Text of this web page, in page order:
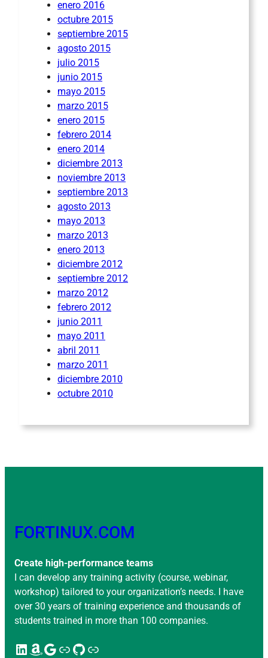
enero 2016
octubre 2015
septiembre 2015
agosto 2015
julio 2015
junio 2015
mayo 2015
marzo 2015
enero 2015
febrero 2014
enero 2014
diciembre 2013
noviembre 2013
septiembre 2013
agosto 2013
mayo 2013
marzo 2013
enero 2013
diciembre 2012
septiembre 2012
marzo 2012
febrero 2012
junio 2011
mayo 2011
abril 2011
marzo 2011
diciembre 2010
octubre 2010
FORTINUX.COM
Create high-performance teams
I can develop any training activity (course, webinar,
workshop) tailored to your organization’s needs. I have
over 30 years of training experience and thousands of
students trained in more than 100 companies.
LinkedIn Amazon Google Enlace GitHub Enlace